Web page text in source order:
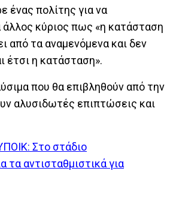
ένας πολίτης για να
κύριος πως «η κατάσταση
από τα αναμενόμενα και δεν
έτσι η κατάσταση».
που θα επιβληθούν από την
αλυσιδωτές επιπτώσεις και
Στο στάδιο
τα αντισταθμιστικά για